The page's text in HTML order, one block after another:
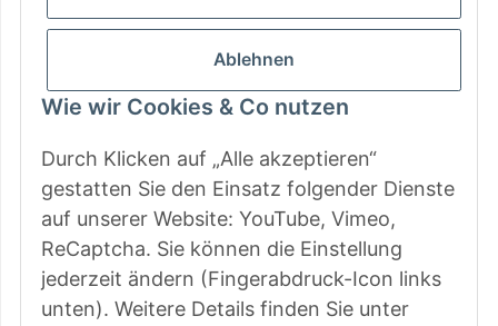
Ablehnen
Wie wir Cookies & Co nutzen
Durch Klicken auf „Alle akzeptieren“
gestatten Sie den Einsatz folgender Dienste
auf unserer Website: YouTube, Vimeo,
ReCaptcha. Sie können die Einstellung
jederzeit ändern (Fingerabdruck-Icon links
unten). Weitere Details finden Sie unter